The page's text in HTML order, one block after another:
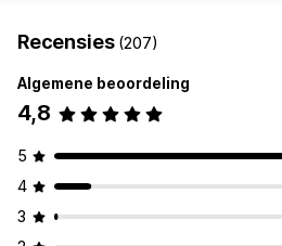
Recensies (207)
Algemene beoordeling
4,8
5
4
3